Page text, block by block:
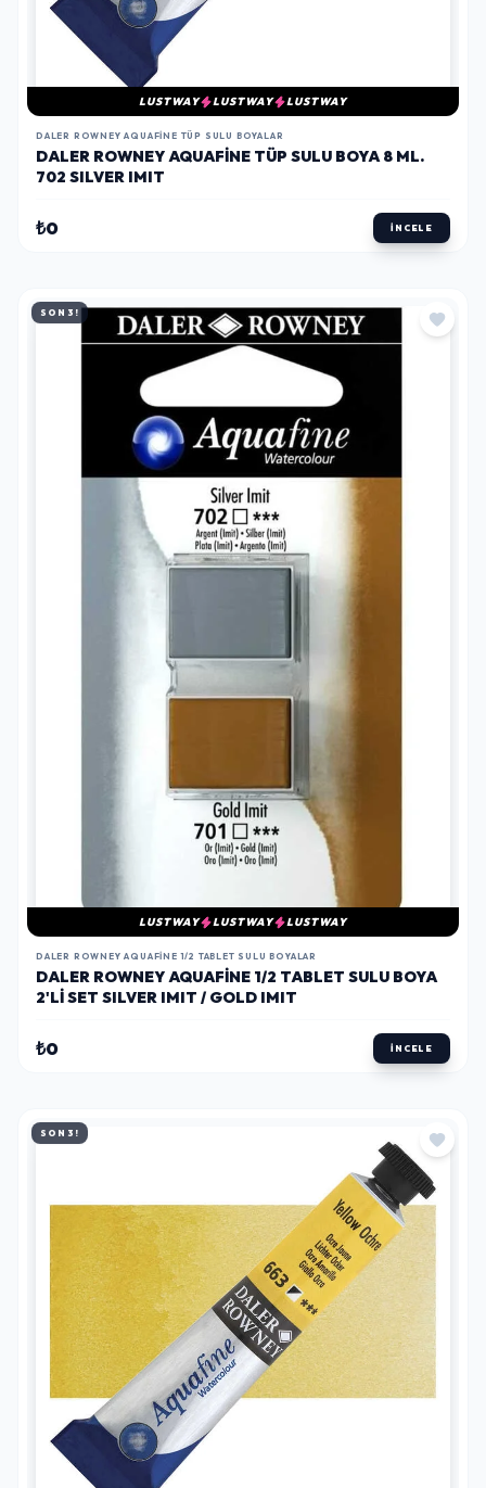
LUSTWAY LUSTWAY LUSTWAY
DALER ROWNEY AQUAFINE TÜP SULU BOYALAR
DALER ROWNEY AQUAFINE TÜP SULU BOYA 8 ML.
702 SILVER IMIT
₺0 İNCELE
SON 3!
LUSTWAY LUSTWAY LUSTWAY
DALER ROWNEY AQUAFINE 1/2 TABLET SULU BOYALAR
DALER ROWNEY AQUAFINE 1/2 TABLET SULU BOYA
2'LI SET SILVER IMIT / GOLD IMIT
₺0 İNCELE
SON 3!